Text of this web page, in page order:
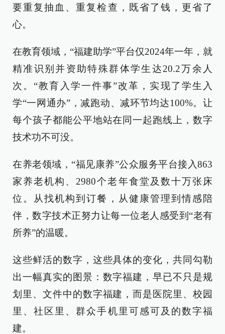
要重复抽血、重复检查，既省了钱，更省了
心。
在教育领域，“福建助学”平台仅2024年一年，就
精准识别并资助特殊群体学生达20.2万余人
次。“教育入学一件事”改革，实现了学生入
学“一网通办”，减跑动、减环节均达100%。让
每个孩子都能公平地站在同一起跑线上，数字
技术功不可没。
在养老领域，“福见康养”公众服务平台接入863
家养老机构、2980个老年食堂及数十万张床
位。从找机构到订餐，从健康管理到情感陪
伴，数字技术正努力让每一位老人感受到“老有
所养”的温暖。
这些鲜活的数字，这些具体的变化，共同勾勒
出一幅真实的图景：数字福建，早已不只是规
划里、文件中的数字福建，而是医院里、校园
里、社区里、群众手机里可感可及的数字福
建。